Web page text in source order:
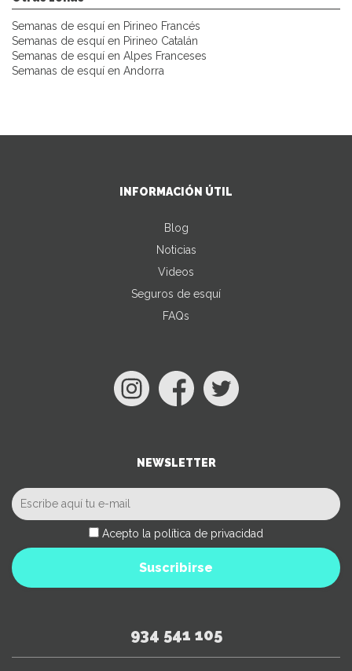
Semanas de esquí en Pirineo Francés
Semanas de esquí en Pirineo Catalán
Semanas de esquí en Alpes Franceses
Semanas de esquí en Andorra
INFORMACIÓN ÚTIL
Blog
Noticias
Videos
Seguros de esquí
FAQs
NEWSLETTER
Acepto la política de privacidad
Suscribirse
934 541 105